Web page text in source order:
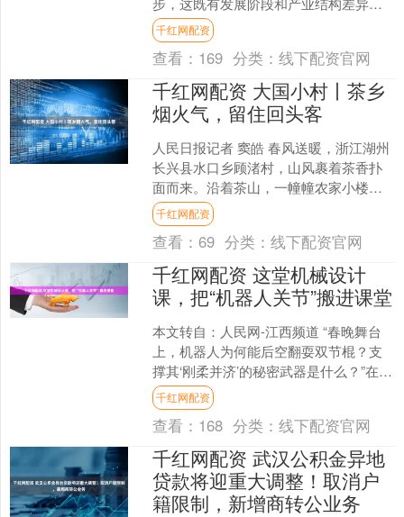
客观因素，也是结构调整过程中的正常
分化。各地各展所长....
千红网配资
查看： 169 分类：线下配资官网
千红网配资 大国小村丨茶乡
烟火气，留住回头客
人民日报记者 窦皓 春风送暖，浙江湖州
长兴县水口乡顾渚村，山风裹着茶香扑
面而来。沿着茶山，一幢幢农家小楼错
落有致。 进村的主干道上，沪、苏、浙
牌照的旅游大巴往来....
千红网配资
查看：69 分类：线下配资官网
千红网配资 这堂机械设计
课，把“机器人关节”搬进课堂
本文转自：人民网-江西频道 “春晚舞台
上，机器人为何能后空翻耍双节棍？支
撑其‘刚柔并济’的秘密武器是什么？”在江
西理工大学《机械设计》课堂上，教师
常军然的一个提....
千红网配资
查看： 168 分类：线下配资官网
千红网配资 武汉公积金异地
贷款将迎重大调整！取消户
籍限制，新增商转公业务